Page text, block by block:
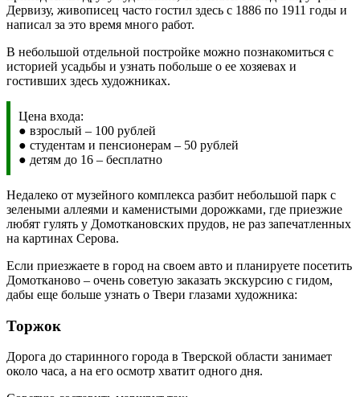
Дервизу, живописец часто гостил здесь с 1886 по 1911 годы и
написал за это время много работ.
В небольшой отдельной постройке можно познакомиться с
историей усадьбы и узнать побольше о ее хозяевах и
гостивших здесь художниках.
Цена входа:
● взрослый – 100 рублей
● студентам и пенсионерам – 50 рублей
● детям до 16 – бесплатно
Недалеко от музейного комплекса разбит небольшой парк с
зелеными аллеями и каменистыми дорожками, где приезжие
любят гулять у Домоткановских прудов, не раз запечатленных
на картинах Серова.
Если приезжаете в город на своем авто и планируете посетить
Домотканово – очень советую заказать экскурсию с гидом,
дабы еще больше узнать о Твери глазами художника:
Торжок
Дорога до старинного города в Тверской области занимает
около часа, а на его осмотр хватит одного дня.